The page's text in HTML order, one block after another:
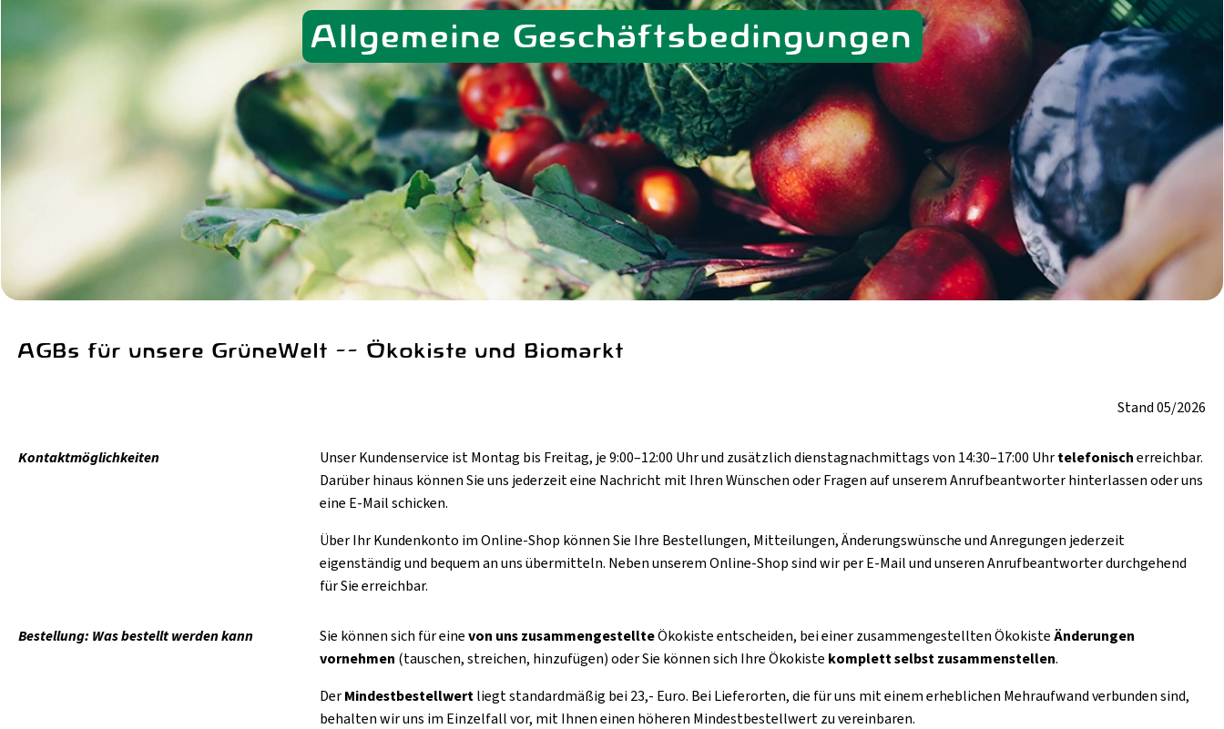
Allgemeine Geschäftsbedingungen
AGBs für unsere GrüneWelt -- Ökokiste und Biomarkt
Stand 05/2026
Kontaktmöglichkeiten Unser Kundenservice ist Montag bis Freitag, je 9:00–12:00 Uhr und zusätzlich dienstagnachmittags von 14:30–17:00 Uhrtelefonischerreichbar.
Darüber hinaus können Sie uns jederzeit eine Nachricht mit Ihren Wünschen oder Fragen auf unserem Anrufbeantworter hinterlassen oder uns
eine E-Mail schicken.
Über Ihr Kundenkonto im Online-Shop können Sie Ihre Bestellungen, Mitteilungen, Änderungswünsche und Anregungen jederzeit
eigenständig und bequem an uns übermitteln. Neben unserem Online-Shop sind wir per E-Mail und unseren Anrufbeantworter durchgehend
für Sie erreichbar.
Bestellung: Was bestellt werden kann Sie können sich für einevon uns zusammengestellteÖkokiste entscheiden, bei einer zusammengestellten ÖkokisteÄnderungen
vornehmen (tauschen, streichen, hinzufügen) oder Sie können sich Ihre Ökokiste komplett selbst zusammenstellen.
DerMindestbestellwertliegt standardmäßig bei 23,- Euro. Bei Lieferorten, die für uns mit einem erheblichen Mehraufwand verbunden sind,
behalten wir uns im Einzelfall vor, mit Ihnen einen höheren Mindestbestellwert zu vereinbaren.